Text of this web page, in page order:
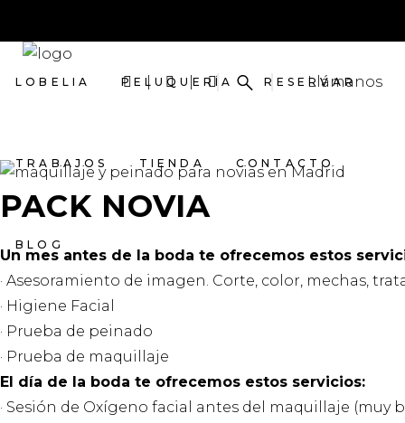
LOBELIA PELUQUERÍA RESERVAR
TRABAJOS TIENDA CONTACTO
BLOG
Llámanos
PACK NOVIA
Un mes antes de la boda te ofrecemos estos
· Asesoramiento de imagen. Corte, color, mechas,
· Higiene Facial
· Prueba de peinado
· Prueba de maquillaje
El día de la boda te ofrecemos estos servicios:
· Sesión de Oxígeno facial antes del maquillaje